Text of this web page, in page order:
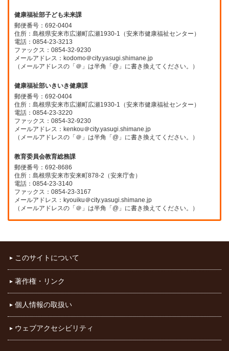
健康福祉部子ども未来課
郵便番号：692-0404
住所：島根県安来市広瀬町広瀬1930-1（安来市健康福祉センター）
電話：0854-23-3213
ファックス：0854-32-9230
メールアドレス：kodomo＠city.yasugi.shimane.jp
（メールアドレスの「＠」は半角「@」に書き換えてください。）
健康福祉部いきいき健康課
郵便番号：692-0404
住所：島根県安来市広瀬町広瀬1930-1（安来市健康福祉センター）
電話：0854-23-3220
ファックス：0854-32-9230
メールアドレス：kenkou＠city.yasugi.shimane.jp
（メールアドレスの「＠」は半角「@」に書き換えてください。）
教育委員会教育総務課
郵便番号：692-8686
住所：島根県安来市安来町878-2（安来庁舎）
電話：0854-23-3140
ファックス：0854-23-3167
メールアドレス：kyouiku＠city.yasugi.shimane.jp
（メールアドレスの「＠」は半角「@」に書き換えてください。）
このサイトについて
著作権・リンク
個人情報の取扱い
ウェブアクセシビリティ